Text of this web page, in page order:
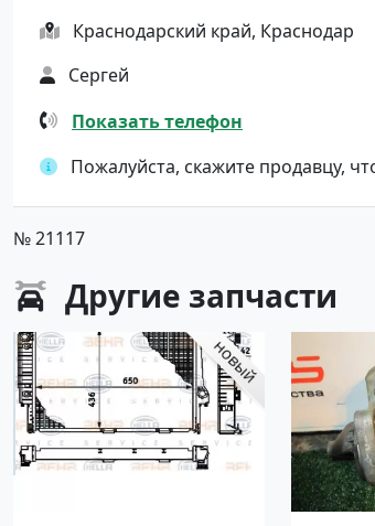
Краснодарский край, Краснодар
Сергей
Показать телефон
Пожалуйста, скажите продавцу,
№ 21117
Другие запчасти